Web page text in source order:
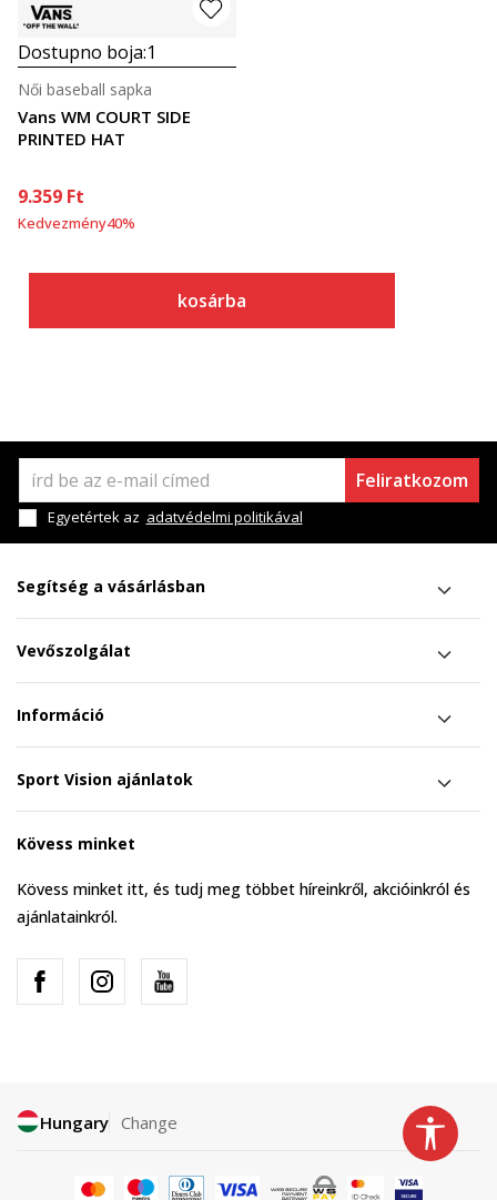
Dostupno boja:1
Vans WM COURT SIDE
PRINTED HAT
Női baseball sapka
9.359 Ft
Kedvezmény40%
kosárba
Feliratkozom
Egyetértek az adatvédelmi politikával
Segítség a vásárlásban
Vevőszolgálat
Információ
Sport Vision ajánlatok
Kövess minket
Kövess minket itt, és tudj meg többet híreinkről, akcióinkról és
ajánlatainkról.
Hungary Change